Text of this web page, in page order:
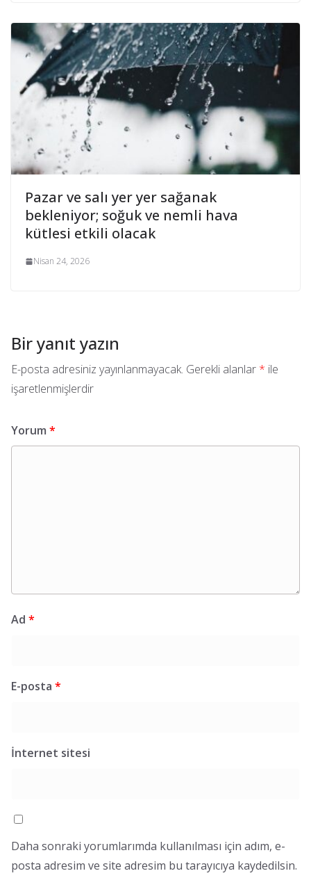
Pazar ve salı yer yer sağanak
bekleniyor; soğuk ve nemli hava
kütlesi etkili olacak
Nisan 24, 2026
Bir yanıt yazın
E-posta adresiniz yayınlanmayacak. Gerekli alanlar * ile
işaretlenmişlerdir
Yorum *
Ad *
E-posta *
İnternet sitesi
Daha sonraki yorumlarımda kullanılması için adım, e-
posta adresim ve site adresim bu tarayıcıya kaydedilsin.